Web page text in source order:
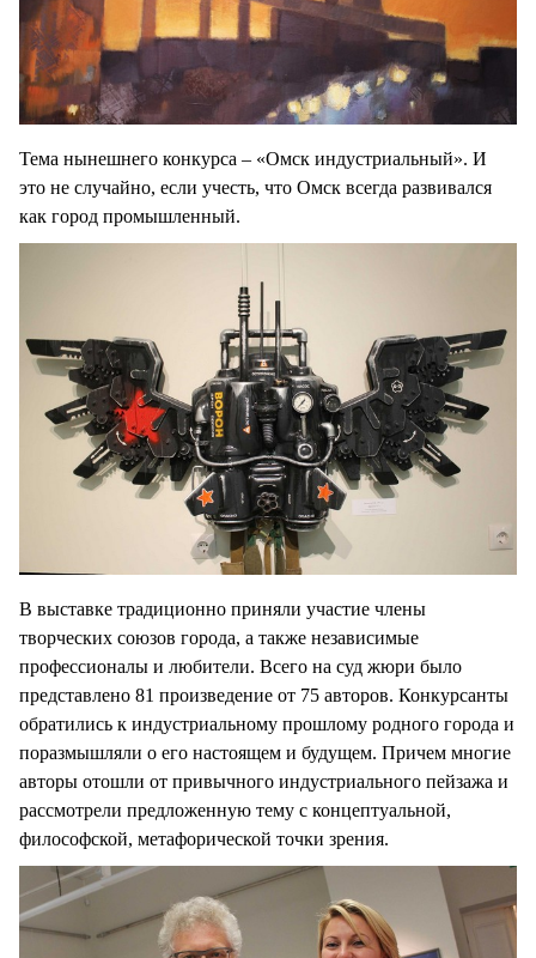
Тема нынешнего конкурса – «Омск индустриальный». И
это не случайно, если учесть, что Омск всегда развивался
как город промышленный.
В выставке традиционно приняли участие члены
творческих союзов города, а также независимые
профессионалы и любители. Всего на суд жюри было
представлено 81 произведение от 75 авторов. Конкурсанты
обратились к индустриальному прошлому родного города и
поразмышляли о его настоящем и будущем. Причем многие
авторы отошли от привычного индустриального пейзажа и
рассмотрели предложенную тему с концептуальной,
философской, метафорической точки зрения.